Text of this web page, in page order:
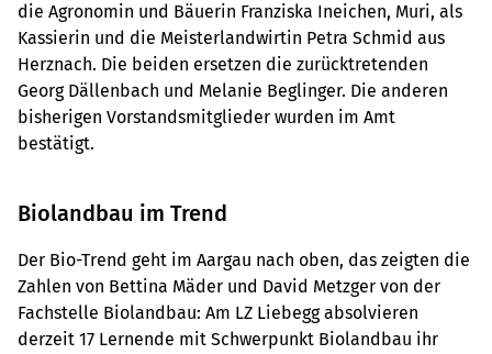
die Agronomin und Bäuerin Franziska Ineichen, Muri, als
Kassierin und die Meisterlandwirtin Petra Schmid aus
Herznach. Die beiden ersetzen die zurücktretenden
Georg Dällenbach und Melanie Beglinger. Die anderen
bisherigen Vorstandsmitglieder wurden im Amt
bestätigt.
Biolandbau im Trend
Der Bio-Trend geht im Aargau nach oben, das zeigten die
Zahlen von Bettina Mäder und David Metzger von der
Fachstelle Biolandbau: Am LZ Liebegg absolvieren
derzeit 17 Lernende mit Schwerpunkt Biolandbau ihr